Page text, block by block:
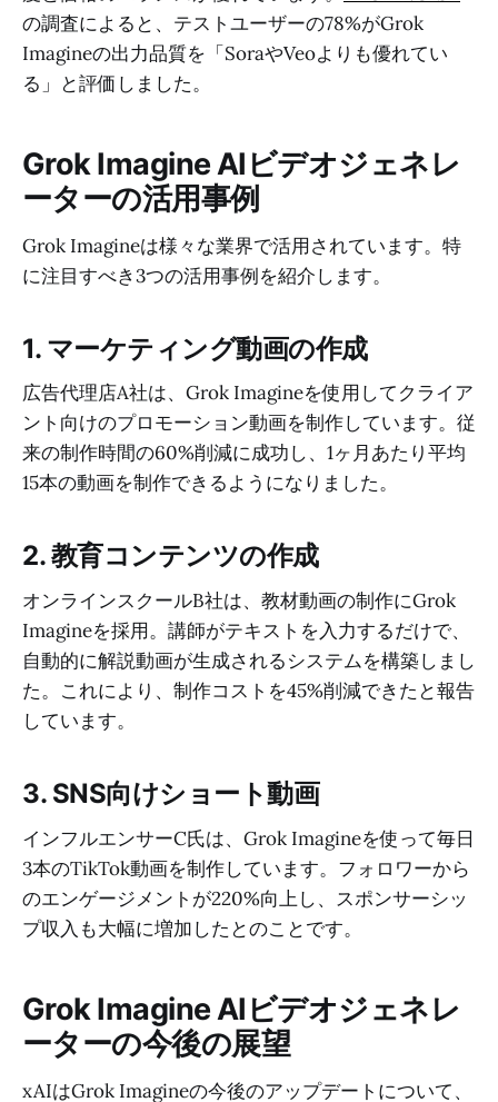
の調査によると、テストユーザーの78%がGrok
Imagineの出力品質を「SoraやVeoよりも優れてい
る」と評価しました。
Grok Imagine AIビデオジェネレ
ーターの活用事例
Grok Imagineは様々な業界で活用されています。特
に注目すべき3つの活用事例を紹介します。
1. マーケティング動画の作成
広告代理店A社は、Grok Imagineを使用してクライア
ント向けのプロモーション動画を制作しています。従
来の制作時間の60%削減に成功し、1ヶ月あたり平均
15本の動画を制作できるようになりました。
2. 教育コンテンツの作成
オンラインスクールB社は、教材動画の制作にGrok
Imagineを採用。講師がテキストを入力するだけで、
自動的に解説動画が生成されるシステムを構築しまし
た。これにより、制作コストを45%削減できたと報告
しています。
3. SNS向けショート動画
インフルエンサーC氏は、Grok Imagineを使って毎日
3本のTikTok動画を制作しています。フォロワーから
のエンゲージメントが220%向上し、スポンサーシッ
プ収入も大幅に増加したとのことです。
Grok Imagine AIビデオジェネレ
ーターの今後の展望
xAIはGrok Imagineの今後のアップデートについて、